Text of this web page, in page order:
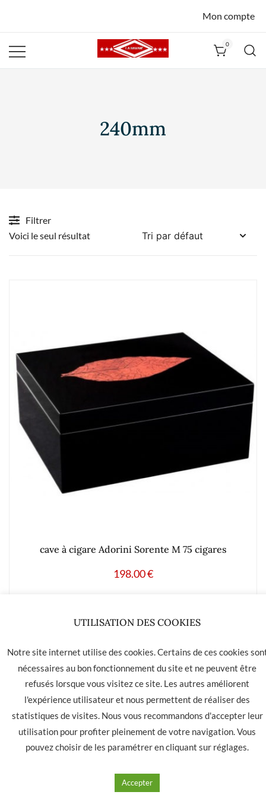
Mon compte
0
240mm
Filtrer
Voici le seul résultat
cave à cigare Adorini Sorente M 75 cigares
198.00€
LA HAVANE 40 bis rue des Tilleuls 30900 NIMES - Tél: 04 66
05 01 31
UTILISATION DES COOKIES
Notre site internet utilise des cookies. Certains de ces cookies
nécessaires au bon fonctionnement du site et ne peuvent être
refusés lorsque vous visitez ce site. Les autres améliorent
l'expérience utilisateur et nous permettent de réaliser des
statistiques de visites. Nous vous recommandons d'accepter leur
utilisation pour profiter pleinement de votre navigation. Vous
pouvez choisir de les paramétrer en cliquant sur réglages.
Accepter